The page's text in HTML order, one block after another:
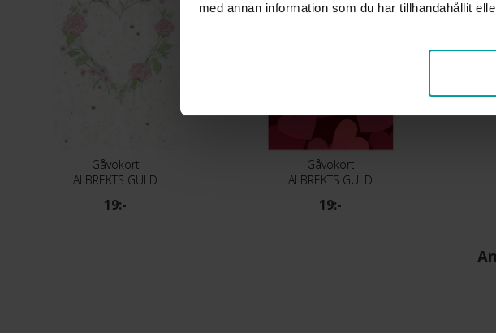
med annan information som du har tillhandahållit
Gåvokort
ALBREKTS GULD
19:-
Gåvokort
ALBREKTS GULD
19:-